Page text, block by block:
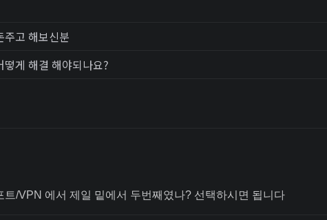
주고 해보신분
떻게 해결 해야되나요?
트/VPN 에서 제일 밑에서 두번째였나? 선택하시면 됩니다